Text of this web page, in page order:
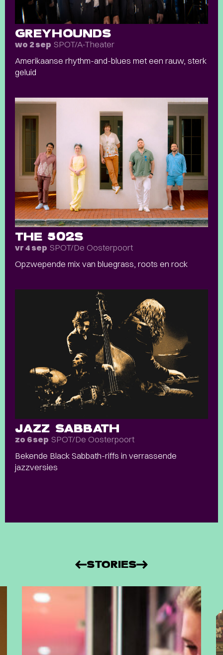
GREYHOUNDS
wo 2 sep SPOT/A-Theater
Amerikaanse rhythm-and-blues met een rauw, sterk
geluid
THE 502S
vr 4 sep SPOT/De Oosterpoort
Opzwepende mix van bluegrass, roots en rock
JAZZ SABBATH
zo 6 sep SPOT/De Oosterpoort
Bekende Black Sabbath-riffs in verrassende
jazzversies
STORIES